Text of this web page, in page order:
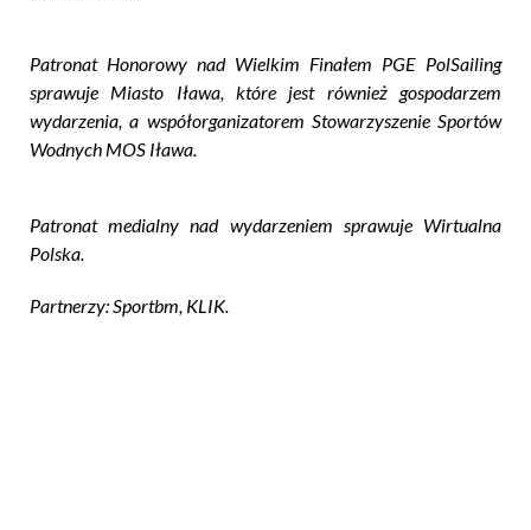
Patronat Honorowy nad Wielkim Finałem PGE PolSailing
sprawuje Miasto Iława, które jest również gospodarzem
wydarzenia, a współorganizatorem Stowarzyszenie Sportów
Wodnych MOS Iława.
Patronat medialny nad wydarzeniem sprawuje Wirtualna
Polska.
Partnerzy: Sportbm, KLIK.